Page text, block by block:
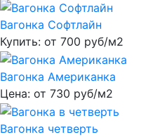
Вагонка Софтлайн
Купить: от 700 руб/м2
Вагонка Американка
Цена: от 730 руб/м2
Вагонка четверть